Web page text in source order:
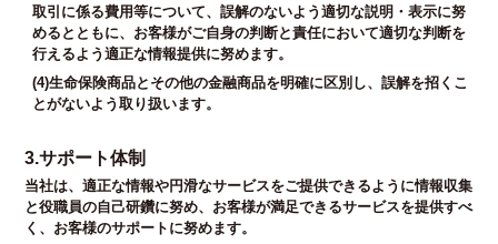
取引に係る費用等について、誤解のないよう適切な説明・表示に努
めるとともに、お客様がご自身の判断と責任において適切な判断を
行えるよう適正な情報提供に努めます。
(4)生命保険商品とその他の金融商品を明確に区別し、誤解を招くこ
とがないよう取り扱います。
3.サポート体制
当社は、適正な情報や円滑なサービスをご提供できるように情報収集
と役職員の自己研鑽に努め、お客様が満足できるサービスを提供すべ
く、お客様のサポートに努めます。